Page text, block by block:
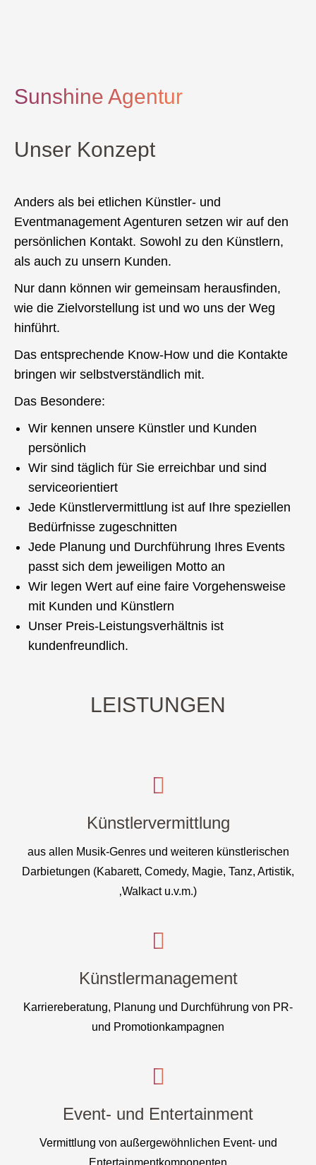
Sunshine Agentur
Unser Konzept
Anders als bei etlichen Künstler- und
Eventmanagement Agenturen setzen wir auf den
persönlichen Kontakt. Sowohl zu den Künstlern,
als auch zu unsern Kunden.
Nur dann können wir gemeinsam herausfinden,
wie die Zielvorstellung ist und wo uns der Weg
hinführt.
Das entsprechende Know-How und die Kontakte
bringen wir selbstverständlich mit.
Das Besondere:
Wir kennen unsere Künstler und Kunden
persönlich
Wir sind täglich für Sie erreichbar und sind
serviceorientiert
Jede Künstlervermittlung ist auf Ihre speziellen
Bedürfnisse zugeschnitten
Jede Planung und Durchführung Ihres Events
passt sich dem jeweiligen Motto an
Wir legen Wert auf eine faire Vorgehensweise
mit Kunden und Künstlern
Unser Preis-Leistungsverhältnis ist
kundenfreundlich.
LEISTUNGEN
Künstlervermittlung
aus allen Musik-Genres und weiteren künstlerischen
Darbietungen (Kabarett, Comedy, Magie, Tanz, Artistik,
‚Walkact u.v.m.)
Künstlermanagement
Karriereberatung, Planung und Durchführung von PR-
und Promotionkampagnen
Event- und Entertainment
Vermittlung von außergewöhnlichen Event- und
Entertainmentkomponenten